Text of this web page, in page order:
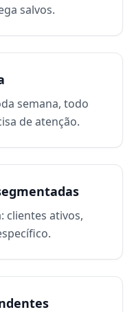
salvos.
semana, todo
de atenção.
clientes ativos,